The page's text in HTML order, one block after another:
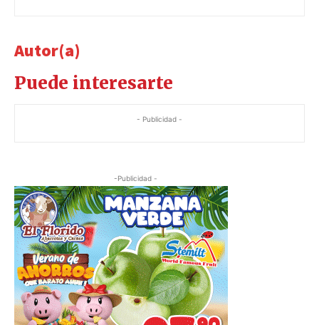
Autor(a)
Puede interesarte
- Publicidad -
-Publicidad -